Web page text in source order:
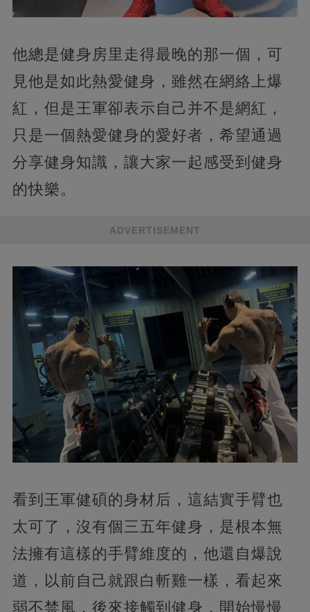
他總是健身房里走得最晚的那一個，可
見他是如此熱愛健身，雖然在網絡上爆
紅，但是王軍卻表示自己并不是網紅，
只是一個熱愛健身的愛好者，希望通過
分享健身知識，讓大家一起感受到健身
的快樂。
ADVERTISEMENT
看到王軍健碩的身材后，這結實手臂也
太可了，沒有個三五年健身，是根本無
法擁有這樣的手臂維度的，他還自爆說
道，以前自己就跟白斬雞一樣，看起來
弱不禁風，後來接觸到健身，開始慢慢